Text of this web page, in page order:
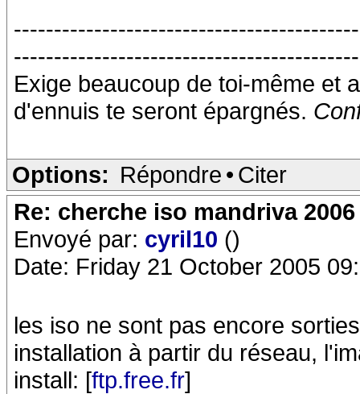
Exige beaucoup de toi-même et
d'ennuis te seront épargnés.
Options: Répondre • Citer
Re: cherche iso mandriva
Envoyé par: cyril10 ()
Date: Friday 21 October 2005
les iso ne sont pas encore
installation à partir du réseau,
install: [ftp.free.fr]